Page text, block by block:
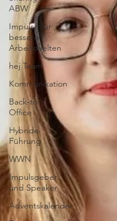
ABW
Impulse für
bessere
Arbeitswelten
hej Team
Kommunikation
Back-to-
Office
Hybride
Führung
WWN
Impulsgeber
und Speaker
Adventskalender